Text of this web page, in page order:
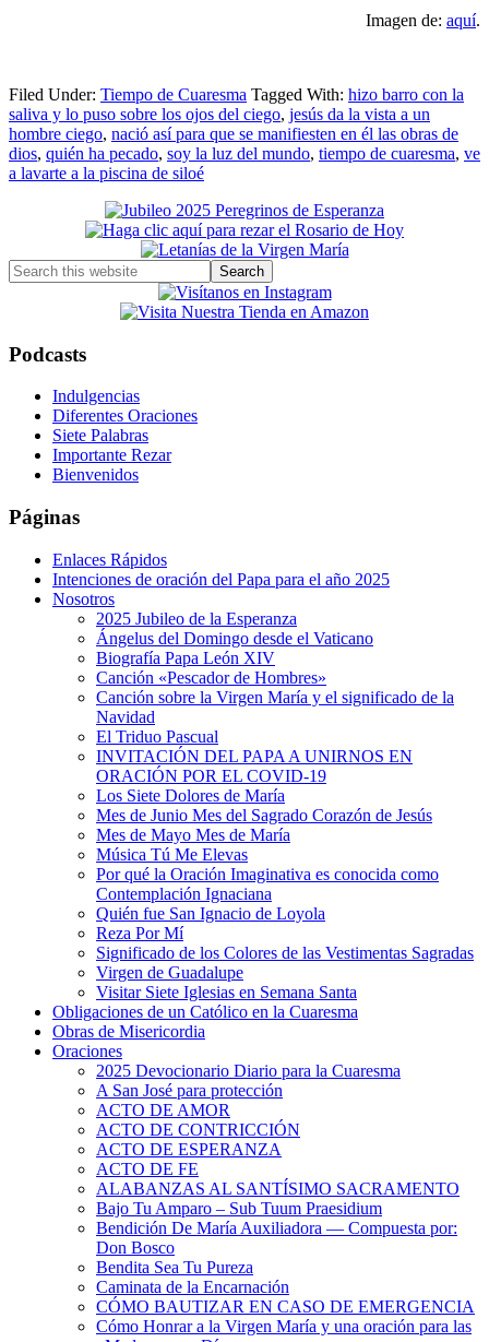
Imagen de: aquí.
Filed Under: Tiempo de Cuaresma Tagged With: hizo barro con la
saliva y lo puso sobre los ojos del ciego, jesús da la vista a un
hombre ciego, nació así para que se manifiesten en él las obras de
dios, quién ha pecado, soy la luz del mundo, tiempo de cuaresma, ve
a lavarte a la piscina de siloé
Primary
Sidebar
Search
this
Podcasts
Indulgencias
Diferentes Oraciones
Siete Palabras
Importante Rezar
Bienvenidos
Páginas
Enlaces Rápidos
Intenciones de oración del Papa para el año 2025
Nosotros
2025 Jubileo de la Esperanza
Ángelus del Domingo desde el Vaticano
Biografía Papa León XIV
Canción «Pescador de Hombres»
Canción sobre la Virgen María y el significado de la
Navidad
El Triduo Pascual
INVITACIÓN DEL PAPA A UNIRNOS EN
ORACIÓN POR EL COVID-19
Los Siete Dolores de María
Mes de Junio Mes del Sagrado Corazón de Jesús
Mes de Mayo Mes de María
Música Tú Me Elevas
Por qué la Oración Imaginativa es conocida como
Contemplación Ignaciana
Quién fue San Ignacio de Loyola
Reza Por Mí
Significado de los Colores de las Vestimentas Sagradas
Virgen de Guadalupe
Visitar Siete Iglesias en Semana Santa
Obligaciones de un Católico en la Cuaresma
Obras de Misericordia
Oraciones
2025 Devocionario Diario para la Cuaresma
A San José para protección
ACTO DE AMOR
ACTO DE CONTRICCIÓN
ACTO DE ESPERANZA
ACTO DE FE
ALABANZAS AL SANTÍSIMO SACRAMENTO
Bajo Tu Amparo – Sub Tuum Praesidium
Bendición De María Auxiliadora — Compuesta por:
Don Bosco
Bendita Sea Tu Pureza
Caminata de la Encarnación
CÓMO BAUTIZAR EN CASO DE EMERGENCIA
Cómo Honrar a la Virgen María y una oración para las